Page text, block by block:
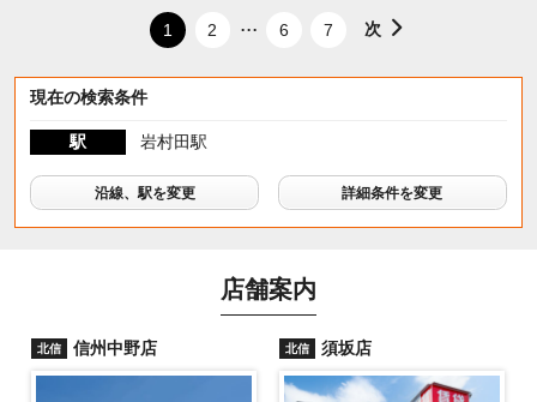
1 2 ... 6 7 次
現在の検索条件
駅 岩村田駅
沿線、駅を変更 詳細条件を変更
店舗案内
北信 信州中野店 北信 須坂店